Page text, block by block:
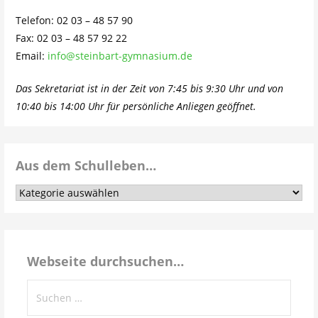
Telefon: 02 03 – 48 57 90
Fax: 02 03 – 48 57 92 22
Email: info@steinbart-gymnasium.de
Das Sekretariat ist in der Zeit von 7:45 bis 9:30 Uhr und von
10:40 bis 14:00 Uhr für persönliche Anliegen geöffnet.
Aus dem Schulleben…
Aus
Webseite durchsuchen…
nach: